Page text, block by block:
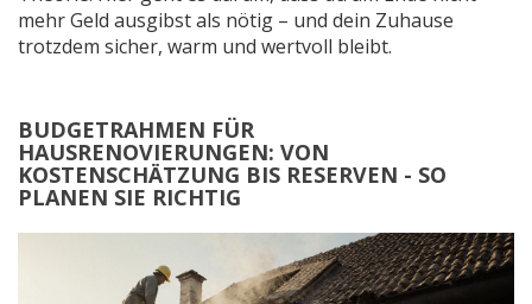
mehr Geld ausgibst als nötig – und dein Zuhause
trotzdem sicher, warm und wertvoll bleibt.
BUDGETRAHMEN FÜR
HAUSRENOVIERUNGEN: VON
KOSTENSCHÄTZUNG BIS RESERVEN - SO
PLANEN SIE RICHTIG